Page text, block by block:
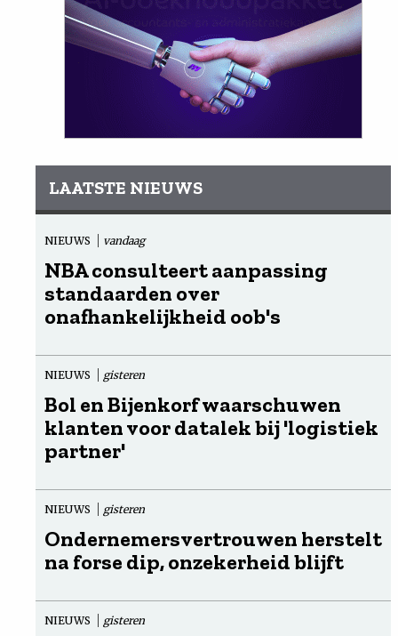
LAATSTE NIEUWS
NIEUWS vandaag
NBA consulteert aanpassing
standaarden over
onafhankelijkheid oob's
NIEUWS gisteren
Bol en Bijenkorf waarschuwen
klanten voor datalek bij 'logistiek
partner'
NIEUWS gisteren
Ondernemersvertrouwen herstelt
na forse dip, onzekerheid blijft
NIEUWS gisteren